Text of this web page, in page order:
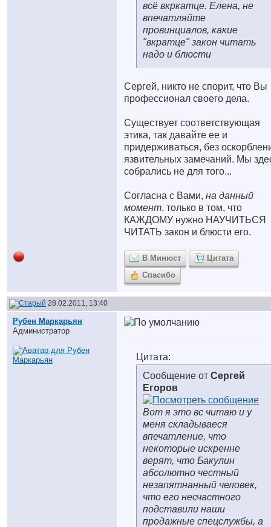
всё вкркатце. Елена, не
впечатляйте
провинциалов, какие
"вкратце" закон читать
надо и блюсти
Сергей, никто не спорит, что Вы
профессионал своего дела.
Существует соответствующая
этика, так давайте ее и
придерживаться, без
язвительных замечаний. Мы
собрались не для того...
Согласна с Вами, на данный
момент, только в том, что
КАЖДОМУ нужно НАУЧИТЬСЯ
ЧИТАТЬ закон и блюсти его.
В Минюст
Цитата
Спасибо
28.02.2011, 13:40
Рубен Маркарьян
Администратор
Цитата:
Сообщение от Сергей
Егоров
Вот я это вс читаю и у
меня складываеся
впечатление, что
некоторые искренне
верят, что Бакулин
абсолютно честный
незапятнанный человек,
что его несчастного
подставили наши
продажные спецслужбы, а